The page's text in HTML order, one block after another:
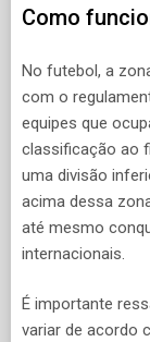
Como
No futebol, a
com o
equipes que
classificação ao
uma divisão
acima dessa
até mesmo
internacionais.
É importante
variar de acordo